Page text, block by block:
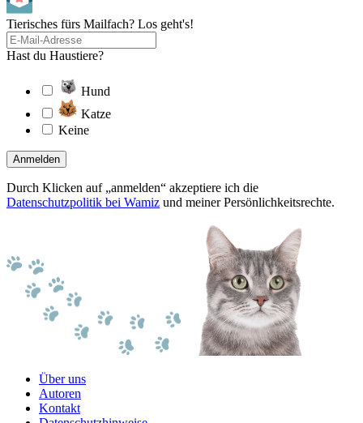
Tierisches fürs Mailfach? Los geht's!
Hast du Haustiere?
Hund
Katze
Keine
Anmelden
Durch Klicken auf „anmelden“ akzeptiere ich die
Datenschutzpolitik bei Wamiz und meiner Persönlichkeitsrechte.
Über uns
Autoren
Kontakt